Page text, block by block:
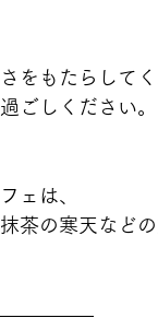
をもたらしてく
ごしください。
ェは、
茶の寒天などの